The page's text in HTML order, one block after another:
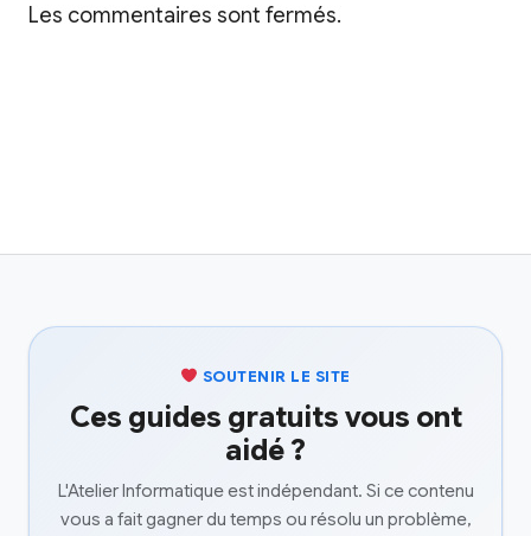
Les commentaires sont fermés.
SOUTENIR LE SITE
Ces guides gratuits vous ont
aidé ?
L'Atelier Informatique est indépendant. Si ce contenu
vous a fait gagner du temps ou résolu un problème,